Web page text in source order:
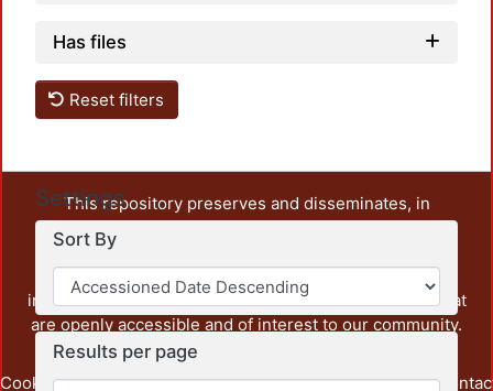
Has files
Reset filters
Settings
Sort By
Results per page
This repository preserves and disseminates, in
unrestricted open access, the teaching and research
output of UAM Azcapotzalco. It also includes some
administrative and graphic documents from the
institution, as well as content from other institutions that
are openly accessible and of interest to our community.
Cookie Privacy End User Send